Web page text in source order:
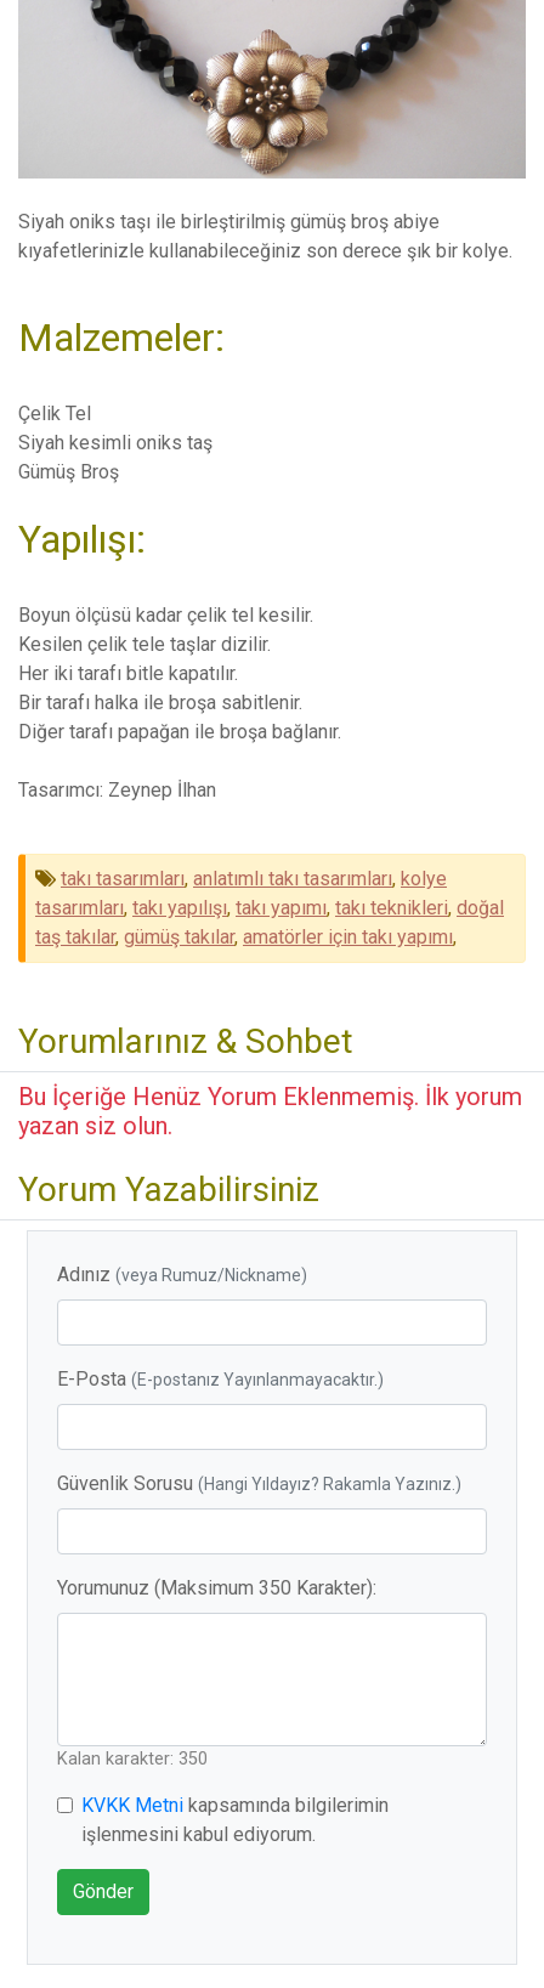
Siyah oniks taşı ile birleştirilmiş gümüş broş abiye
kıyafetlerinizle kullanabileceğiniz son derece şık bir kolye.
Malzemeler:
Çelik Tel
Siyah kesimli oniks taş
Gümüş Broş
Yapılışı:
Boyun ölçüsü kadar çelik tel kesilir.
Kesilen çelik tele taşlar dizilir.
Her iki tarafı bitle kapatılır.
Bir tarafı halka ile broşa sabitlenir.
Diğer tarafı papağan ile broşa bağlanır.
Tasarımcı: Zeynep İlhan
takı tasarımları, anlatımlı takı tasarımları, kolye
tasarımları, takı yapılışı, takı yapımı, takı teknikleri, doğal
taş takılar, gümüş takılar, amatörler için takı yapımı,
Yorumlarınız & Sohbet
Bu İçeriğe Henüz Yorum Eklenmemiş. İlk yorum
yazan siz olun.
Yorum Yazabilirsiniz
Adınız(veya Rumuz/Nickname)
E-Posta(E-postanız Yayınlanmayacaktır.)
Güvenlik Sorusu(Hangi Yıldayız? Rakamla Yazınız.)
Yorumunuz (Maksimum 350 Karakter):
Kalan karakter: 350
KVKK Metni kapsamında bilgilerimin
işlenmesini kabul ediyorum.
Gönder